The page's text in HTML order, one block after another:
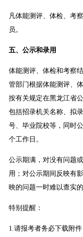
凡体能测评、体检、考
员。
五、公示和录用
体能测评、体检和考察
管部门根据体能测评、
按有关规定在黑龙江省
包括招录机关名称、拟
号、毕业院校等，同时
个工作日。
公示期满，对没有问题
用；对公示期间反映有
映的问题一时难以查实
特别提醒：
1.请报考者务必下载附